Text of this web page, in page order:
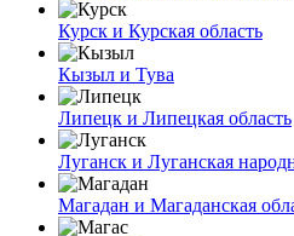
Курск и Курская область
Кызыл и Тува
Липецк и Липецкая область
Луганск и Луганская
Магадан и Магаданская